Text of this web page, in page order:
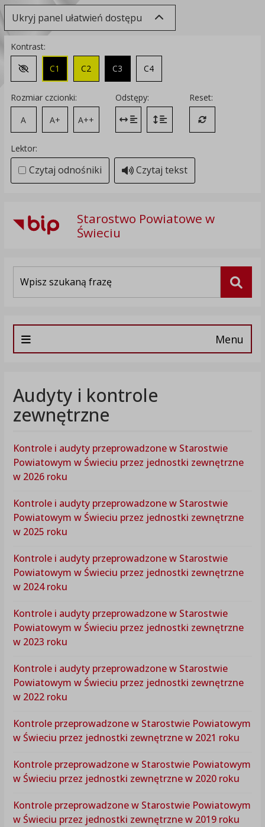
Ukryj panel ułatwień dostępu
Kontrast:
Zmień kontrast na domyślny
C1 C2 C3 C4
Rozmiar czcionki:
A
A+ A++
Odstępy:
Zmień odstęp między literami
Zmień interlinię i margines
Reset:
Przywróć
Lektor:
Czytaj odnośniki Czytaj tekst
Starostwo Powiatowe w
Świeciu
Menu
Audyty i kontrole
zewnętrzne
Kontrole i audyty przeprowadzone w Starostwie
Powiatowym w Świeciu przez jednostki zewnętrzne
w 2026 roku
Kontrole i audyty przeprowadzone w Starostwie
Powiatowym w Świeciu przez jednostki zewnętrzne
w 2025 roku
Kontrole i audyty przeprowadzone w Starostwie
Powiatowym w Świeciu przez jednostki zewnętrzne
w 2024 roku
Kontrole i audyty przeprowadzone w Starostwie
Powiatowym w Świeciu przez jednostki zewnętrzne
w 2023 roku
Kontrole i audyty przeprowadzone w Starostwie
Powiatowym w Świeciu przez jednostki zewnętrzne
w 2022 roku
Kontrole przeprowadzone w Starostwie Powiatowym
w Świeciu przez jednostki zewnętrzne w 2021 roku
Kontrole przeprowadzone w Starostwie Powiatowym
w Świeciu przez jednostki zewnętrzne w 2020 roku
Kontrole przeprowadzone w Starostwie Powiatowym
w Świeciu przez jednostki zewnętrzne w 2019 roku